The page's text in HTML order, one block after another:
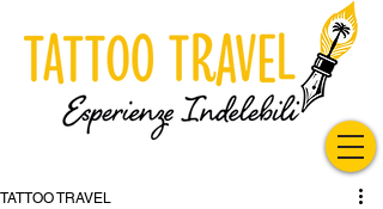
TATTOO TRAVEL